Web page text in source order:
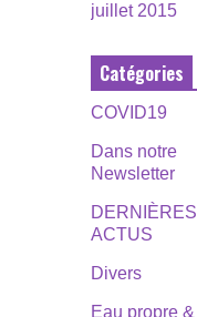
juillet 2015
Catégories
COVID19
Dans notre
Newsletter
DERNIÈRES
ACTUS
Divers
Eau propre &